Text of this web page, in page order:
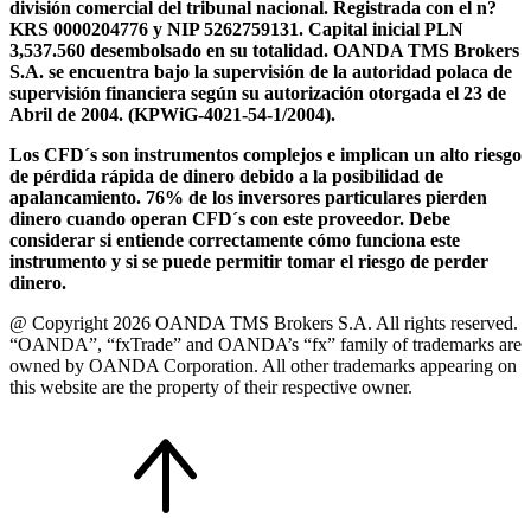
división comercial del tribunal nacional. Registrada con el n?
KRS 0000204776 y NIP 5262759131. Capital inicial PLN
3,537.560 desembolsado en su totalidad. OANDA TMS Brokers
S.A. se encuentra bajo la supervisión de la autoridad polaca de
supervisión financiera según su autorización otorgada el 23 de
Abril de 2004. (KPWiG-4021-54-1/2004).
Los CFD´s son instrumentos complejos e implican un alto riesgo
de pérdida rápida de dinero debido a la posibilidad de
apalancamiento. 76% de los inversores particulares pierden
dinero cuando operan CFD´s con este proveedor. Debe
considerar si entiende correctamente cómo funciona este
instrumento y si se puede permitir tomar el riesgo de perder
dinero.
@ Copyright 2026 OANDA TMS Brokers S.A. All rights reserved.
“OANDA”, “fxTrade” and OANDA’s “fx” family of trademarks are
owned by OANDA Corporation. All other trademarks appearing on
this website are the property of their respective owner.